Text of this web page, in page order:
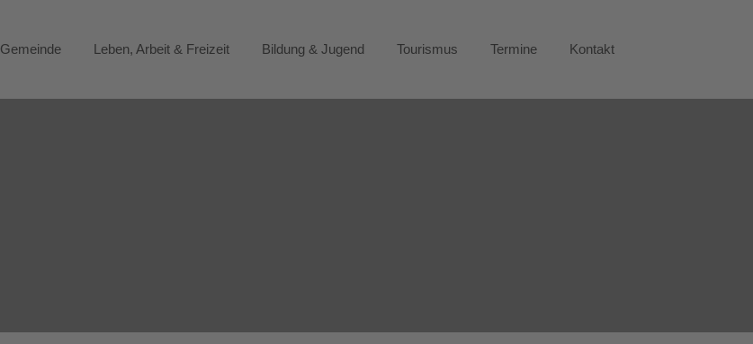
Gemeinde Leben, Arbeit & Freizeit Bildung & Jugend Tourismus Termine Kontakt